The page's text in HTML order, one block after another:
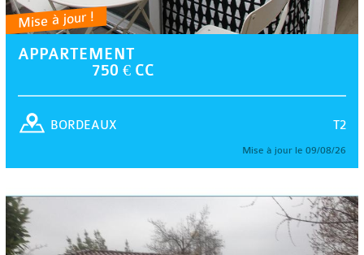
Mise à jour !
APPARTEMENT
750 € CC
T2
BORDEAUX
Mise à jour le 09/08/26